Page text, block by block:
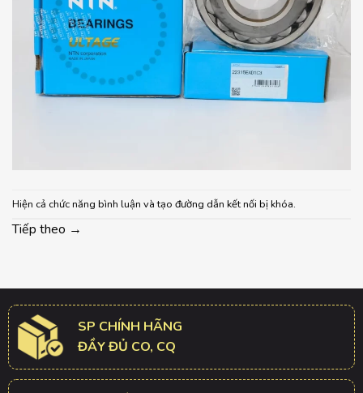
Hiện cả chức năng bình luận và tạo đường dẫn kết nối bị khóa.
Tiếp theo →
SP CHÍNH HÃNG
ĐẦY ĐỦ CO, CQ